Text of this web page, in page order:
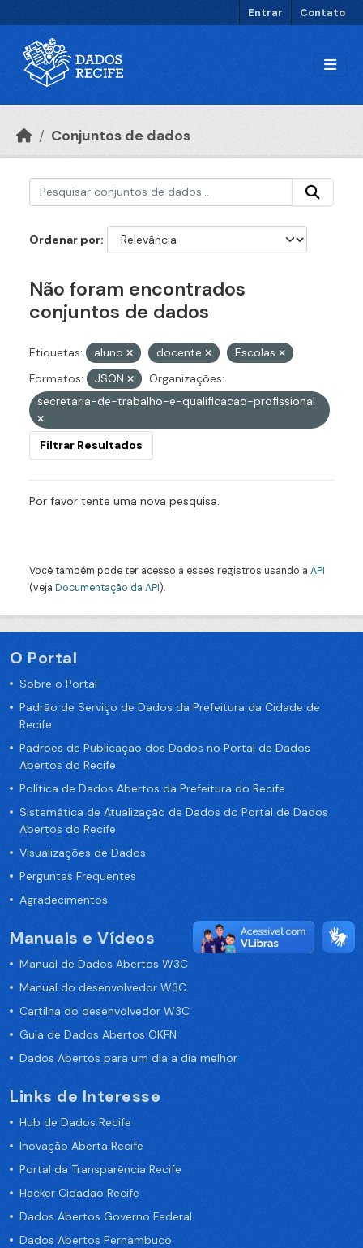
Entrar Contato
Conjuntos de dados
Ordenar por
Não foram encontrados
conjuntos de dados
Etiquetas: aluno docente
Escolas
Formatos:
JSON
Organizações:
secretaria-de-trabalho-e-qualificacao-profissional
Filtrar Resultados
Por favor tente uma nova pesquisa.
Você também pode ter acesso a esses registros usando a API
(veja Documentação da API).
O Portal
Sobre o Portal
Padrão de Serviço de Dados da Prefeitura da Cidade de
Recife
Padrões de Publicação dos Dados no Portal de Dados
Abertos do Recife
Política de Dados Abertos da Prefeitura do Recife
Sistemática de Atualização de Dados do Portal de Dados
Abertos do Recife
Visualizações de Dados
Perguntas Frequentes
Agradecimentos
Manuais e Vídeos
Manual de Dados Abertos W3C
Manual do desenvolvedor W3C
Cartilha do desenvolvedor W3C
Guia de Dados Abertos OKFN
Dados Abertos para um dia a dia melhor
Links de Interesse
Hub de Dados Recife
Inovação Aberta Recife
Portal da Transparência Recife
Hacker Cidadão Recife
Dados Abertos Governo Federal
Dados Abertos Pernambuco